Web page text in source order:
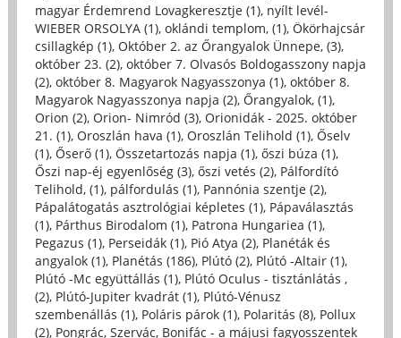
magyar Érdemrend Lovagkeresztje (1), nyílt levél-
WIEBER ORSOLYA (1), oklándi templom, (1), Ökörhajcsár
csillagkép (1), Október 2. az Őrangyalok Ünnepe, (3),
október 23. (2), október 7. Olvasós Boldogasszony napja
(2), október 8. Magyarok Nagyasszonya (1), október 8.
Magyarok Nagyasszonya napja (2), Őrangyalok, (1),
Orion (2), Orion- Nimród (3), Orionidák - 2025. október
21. (1), Oroszlán hava (1), Oroszlán Telihold (1), Őselv
(1), Őserő (1), Összetartozás napja (1), őszi búza (1),
Őszi nap-éj egyenlőség (3), őszi vetés (2), Pálfordító
Telihold, (1), pálfordulás (1), Pannónia szentje (2),
Pápalátogatás asztrológiai képletes (1), Pápaválasztás
(1), Párthus Birodalom (1), Patrona Hungariea (1),
Pegazus (1), Perseidák (1), Pió Atya (2), Planéták és
angyalok (1), Planétás (186), Plútó (2), Plútó -Altair (1),
Plútó -Mc együttállás (1), Plútó Oculus - tisztánlátás ,
(2), Plútó-Jupiter kvadrát (1), Plútó-Vénusz
szembenállás (1), Poláris párok (1), Polaritás (8), Pollux
(2), Pongrác, Szervác, Bonifác - a májusi fagyosszentek